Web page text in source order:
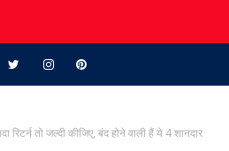
रिटर्न तो जल्‍दी कीजिए, बंद होने वाली हैं ये 4 शानदार